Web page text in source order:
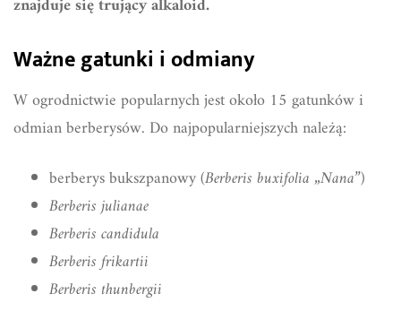
znajduje się trujący alkaloid.
Ważne gatunki i odmiany
W ogrodnictwie popularnych jest około 15 gatunków i
odmian berberysów. Do najpopularniejszych należą:
berberys bukszpanowy (Berberis buxifolia „Nana”)
Berberis julianae
Berberis candidula
Berberis frikartii
Berberis thunbergii